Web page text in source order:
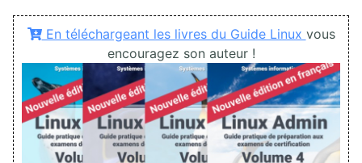
En téléchargeant les livres du Guide Linux vous
encouragez son auteur !